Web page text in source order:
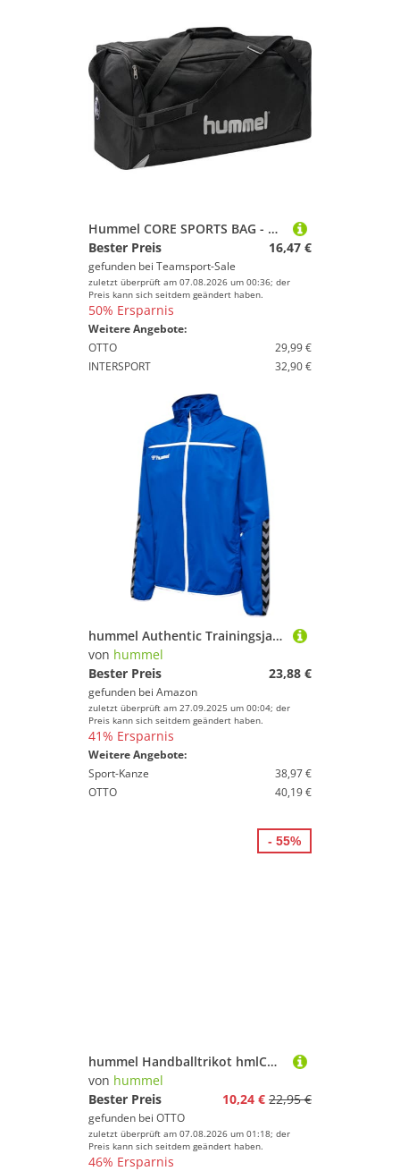
Hummel CORE SPORTS BAG - BLACK - XS
Bester Preis
16,47 €
gefunden bei Teamsport-Sale
zuletzt überprüft am 07.08.2026 um 00:36; der
Preis kann sich seitdem geändert haben.
50% Ersparnis
Weitere Angebote:
OTTO
29,99 €
INTERSPORT
32,90 €
hummel Authentic Trainingsjacke F7045 blauweiss, XL Herren
von hummel
Bester Preis
23,88 €
gefunden bei Amazon
zuletzt überprüft am 27.09.2025 um 00:04; der
Preis kann sich seitdem geändert haben.
41% Ersparnis
Weitere Angebote:
Sport-Kanze
38,97 €
OTTO
40,19 €
hummel Handballtrikot hmlCORE XK Poly Jersey SS Kids
von hummel
Bester Preis
10,24 € 22,95 €
gefunden bei OTTO
zuletzt überprüft am 07.08.2026 um 01:18; der
Preis kann sich seitdem geändert haben.
46% Ersparnis
- 55%